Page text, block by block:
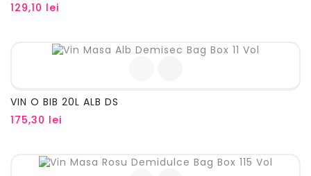
129,10 lei
VIN O BIB 20L ALB DS
175,30 lei